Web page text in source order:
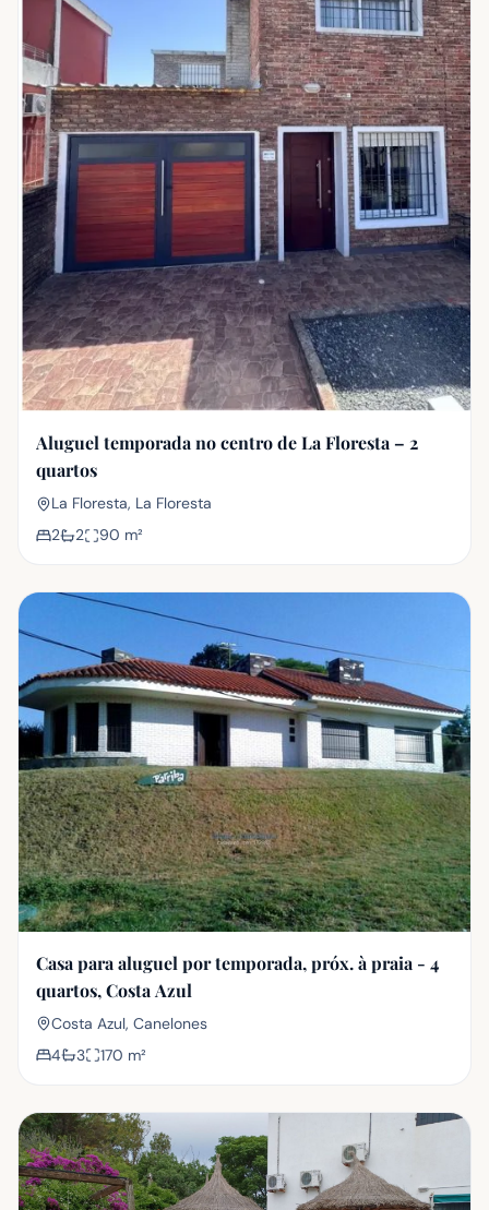
Aluguel temporada no centro de La Floresta – 2
quartos
La Floresta, La Floresta
2
2 90 m²
Casa para aluguel por temporada, próx. à praia - 4
quartos, Costa Azul
Costa Azul, Canelones
4
3 170 m²